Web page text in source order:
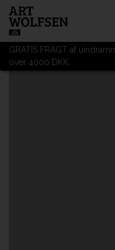
GRATIS FRAGT af
over 4000 DKK.